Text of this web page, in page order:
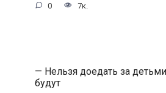
0 7к.
— Нельзя доедать за
будут